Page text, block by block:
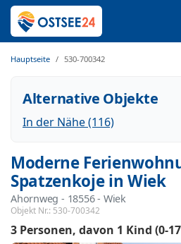
Hauptseite 530-700342
Alternative Objekte
In der Nähe (116)
Moderne
Spatzenkoje in Wiek
Ahornweg - 18556 - Wiek
Objekt Nr.: 530-700342
3 Personen davon 1 Kind (0-